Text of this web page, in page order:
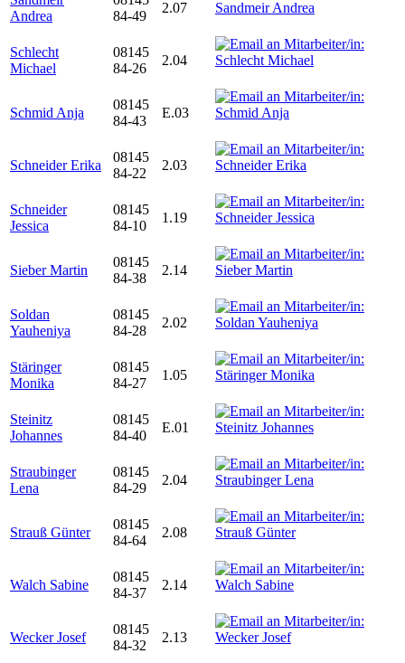
Andrea
84-49
2.07
Schlecht
Michael
08145
84-26
2.04
Schmid Anja
08145
84-43
E.03
Schneider Erika
08145
84-22
2.03
Schneider
Jessica
08145
84-10
1.19
Sieber Martin
08145
84-38
2.14
Soldan
Yauheniya
08145
84-28
2.02
Stäringer
Monika
08145
84-27
1.05
Steinitz
Johannes
08145
84-40
E.01
Straubinger
Lena
08145
84-29
2.04
Strauß Günter
08145
84-64
2.08
Walch Sabine
08145
84-37
2.14
Wecker Josef
08145
84-32
2.13